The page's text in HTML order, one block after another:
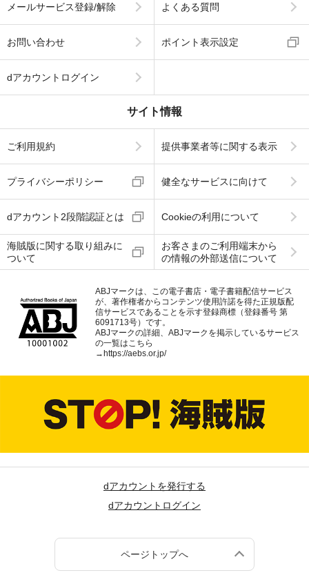
メールサービス登録/解除 よくある質問
お問い合わせ ポイント表示設定
dアカウントログイン
サイト情報
ご利用規約 提供事業者等に関する表示
プライバシーポリシー 健全なサービスに向けて
dアカウント2段階認証とは Cookieの利用について
海賊版に関する取り組みに
ついて
お客さまのご利用端末から
の情報の外部送信について
ABJマークは、この電子書店・電子書籍配信サービス
が、著作権者からコンテンツ使用許諾を得た正規版配
信サービスであることを示す登録商標（登録番号 第
6091713号）です。
ABJマークの詳細、ABJマークを掲示しているサービス
の一覧はこちら
→https://aebs.or.jp/
dアカウントを発行する
dアカウントログイン
ページトップへ